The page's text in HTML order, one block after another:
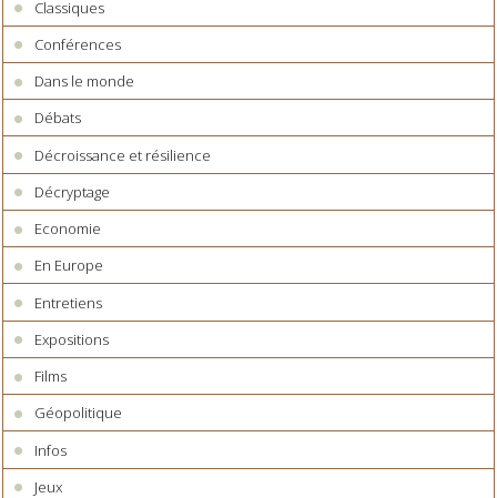
Classiques
Conférences
Dans le monde
Débats
Décroissance et résilience
Décryptage
Economie
En Europe
Entretiens
Expositions
Films
Géopolitique
Infos
Jeux